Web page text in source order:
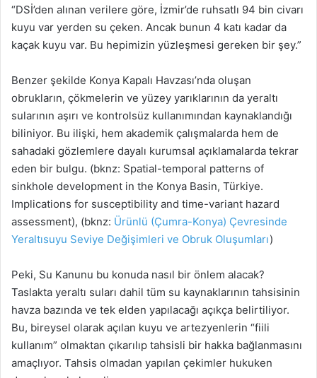
“DSİ’den alınan verilere göre, İzmir’de ruhsatlı 94 bin civarı
kuyu var yerden su çeken. Ancak bunun 4 katı kadar da
kaçak kuyu var. Bu hepimizin yüzleşmesi gereken bir şey.”
Benzer şekilde Konya Kapalı Havzası’nda oluşan
obrukların, çökmelerin ve yüzey yarıklarının da yeraltı
sularının aşırı ve kontrolsüz kullanımından kaynaklandığı
biliniyor. Bu ilişki, hem akademik çalışmalarda hem de
sahadaki gözlemlere dayalı kurumsal açıklamalarda tekrar
eden bir bulgu. (bknz: Spatial-temporal patterns of
sinkhole development in the Konya Basin, Türkiye.
Implications for susceptibility and time-variant hazard
assessment), (bknz: Ürünlü (Çumra-Konya) Çevresinde
Yeraltısuyu Seviye Değişimleri ve Obruk Oluşumları)
Peki, Su Kanunu bu konuda nasıl bir önlem alacak?
Taslakta yeraltı suları dahil tüm su kaynaklarının tahsisinin
havza bazında ve tek elden yapılacağı açıkça belirtiliyor.
Bu, bireysel olarak açılan kuyu ve artezyenlerin “fiili
kullanım” olmaktan çıkarılıp tahsisli bir hakka bağlanmasını
amaçlıyor. Tahsis olmadan yapılan çekimler hukuken